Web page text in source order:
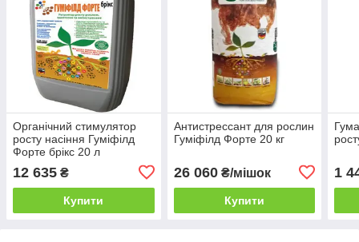
Органічний стимулятор
росту насіння Гуміфілд
Форте брікс 20 л
12 635 ₴
Купити
Антистрессант для рослин
Гуміфілд Форте 20 кг
26 060₴/мішок
Купити
1